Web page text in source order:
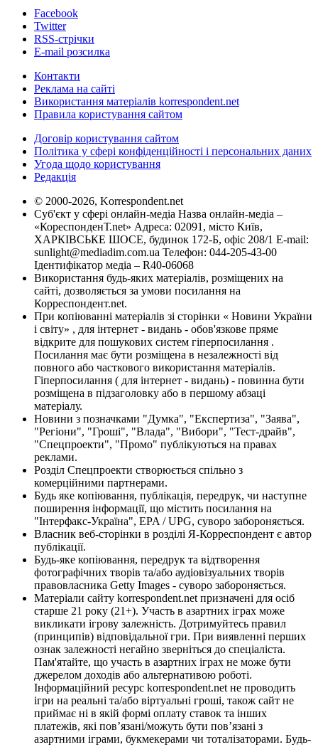
Facebook
Twitter
RSS-стрічки
E-mail розсилка
Контакти
Реклама на сайті
Використання матеріалів korrespondent.net
Правила користування сайтом
Договір користування сайтом
Політика у сфері конфіденційності і персональних даних
Угода щодо користування
Редакція
© 2000-2026, Korrespondent.net
Суб'єкт у сфері онлайн-медіа Назва онлайн-медіа –
«КореспонденТ.net» Адреса: 02091, місто Київ,
ХАРКІВСЬКЕ ШОСЕ, будинок 172-Б, офіс 208/1 E-mail:
sunlight@mediadim.com.ua Телефон: 044-205-43-00
Ідентифікатор медіа – R40-06068
Використання будь-яких матеріалів, розміщених на
сайті, дозволяється за умови посилання на
Корреспондент.net.
При копіюванні матеріалів зі сторінки « Новини України
і світу» , для інтернет - видань - обов'язкове пряме
відкрите для пошукових систем гіперпосилання .
Посилання має бути розміщена в незалежності від
повного або часткового використання матеріалів.
Гіперпосилання ( для інтернет - видань) - повинна бути
розміщена в підзаголовку або в першому абзаці
матеріалу.
Новини з позначками "Думка", "Експертиза", "Заява",
"Регіони", "Гроші", "Влада", "Вибори", "Тест-драйв",
"Спецпроекти", "Промо" публікуються на правах
реклами.
Розділ Спецпроекти створюється спільно з
комерційними партнерами.
Будь яке копіювання, публікація, передрук, чи наступне
поширення інформації, що містить посилання на
"Інтерфакс-Україна", EPA / UPG, суворо забороняється.
Власник веб-сторінки в розділі Я-Корреспондент є автор
публікації.
Будь-яке копіювання, передрук та відтворення
фотографічних творів та/або аудіовізуальних творів
правовласника Getty Images - суворо забороняється.
Матеріали сайту korrespondent.net призначені для осіб
старше 21 року (21+). Участь в азартних іграх може
викликати ігрову залежність. Дотримуйтесь правил
(принципів) відповідальної гри. При виявленні перших
ознак залежності негайно зверніться до спеціаліста.
Пам'ятайте, що участь в азартних іграх не може бути
джерелом доходів або альтернативою роботі.
Інформаційний ресурс korrespondent.net не проводить
ігри на реальні та/або віртуальні гроші, також сайт не
приймає ні в якій формі оплату ставок та інших
платежів, які пов’язані/можуть бути пов’язані з
азартними іграми, букмекерами чи тоталізаторами. Будь-